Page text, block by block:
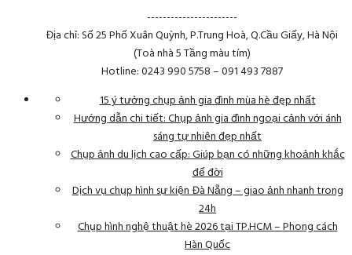
-----------------------
Địa chỉ: Số 25 Phố Xuân Quỳnh, P.Trung Hoà, Q.Cầu Giấy, Hà Nội
(Toà nhà 5 Tầng màu tím)
Hotline: 0243 990 5758 – 091 493 7887
15 ý tưởng chụp ảnh gia đình mùa hè đẹp nhất
Hướng dẫn chi tiết: Chụp ảnh gia đình ngoại cảnh với ánh
sáng tự nhiên đẹp nhất
Chụp ảnh du lịch cao cấp: Giúp bạn có những khoảnh khắc
để đời
Dịch vụ chụp hình sự kiện Đà Nẵng – giao ảnh nhanh trong
24h
Chụp hình nghệ thuật hè 2026 tại TP.HCM – Phong cách
Hàn Quốc